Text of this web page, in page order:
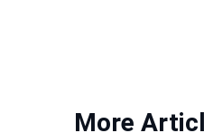
More